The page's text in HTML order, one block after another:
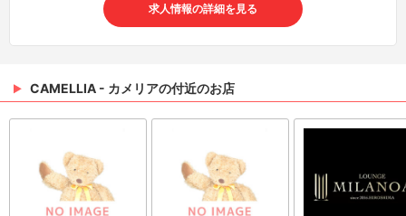
求人情報の詳細を見る
CAMELLIA - カメリアの付近のお店